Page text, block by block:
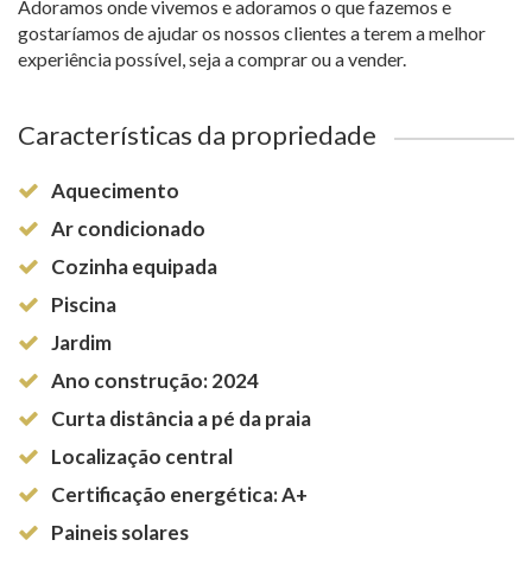
Adoramos onde vivemos e adoramos o que fazemos e
gostaríamos de ajudar os nossos clientes a terem a melhor
experiência possível, seja a comprar ou a vender.
Características da propriedade
Aquecimento
Ar condicionado
Cozinha equipada
Piscina
Jardim
Ano construção: 2024
Curta distância a pé da praia
Localização central
Certificação energética: A+
Paineis solares